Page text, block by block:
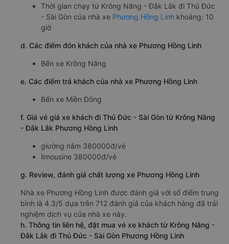
Thời gian chạy từ Krông Năng - Đắk Lắk đi Thủ Đức
- Sài Gòn của nhà xe Phương Hồng Linh khoảng: 10
giờ
d. Các điểm đón khách của nhà xe Phương Hồng Linh
Bến xe Krông Năng
e. Các điểm trả khách của nhà xe Phương Hồng Linh
Bến xe Miền Đông
f. Giá vé giá xe khách đi Thủ Đức - Sài Gòn từ Krông Năng
- Đắk Lắk Phương Hồng Linh
giường nằm 380000đ/vé
limousine 380000đ/vé
g. Review, đánh giá chất lượng xe Phương Hồng Linh
Nhà xe Phương Hồng Linh được đánh giá với số điểm trung
bình là 4.3/5 dựa trên 712 đánh giá của khách hàng đã trải
nghiệm dịch vụ của nhà xe này.
h. Thông tin liên hệ, đặt mua vé xe khách từ Krông Năng -
Đắk Lắk đi Thủ Đức - Sài Gòn Phương Hồng Linh